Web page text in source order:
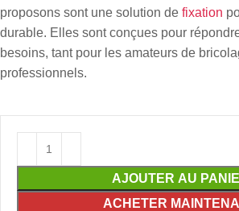
proposons sont une solution de fixation
durable. Elles sont conçues pour
besoins, tant pour les amateurs de
professionnels.
AJOUTER AU
ACHETER